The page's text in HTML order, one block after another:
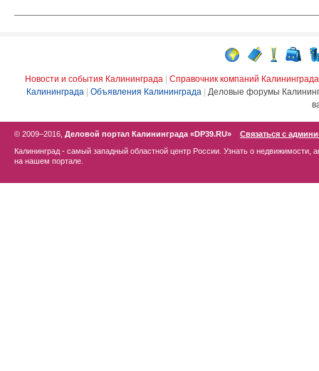
Новости и события Калининграда
Справочник компаний Калининграда
Калининграда
Объявления Калининграда
Деловые форумы
© 2009–2016, Деловой портал Калининграда «DP39.RU»
Связаться с
Калининград - самый западный областной центр России. Узнать о недвижимости,
на нашем портале.